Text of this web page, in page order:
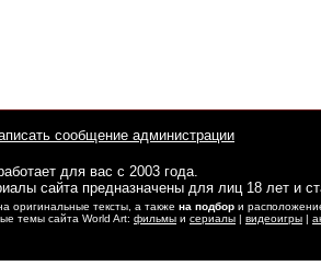
сообщение администрации
для вас с 2003 года.
сайта предназначены для лиц 18 лет и
оригинальные тексты, а также на подбор и
темы сайта World Art: фильмы и сериалы | видеоигры |